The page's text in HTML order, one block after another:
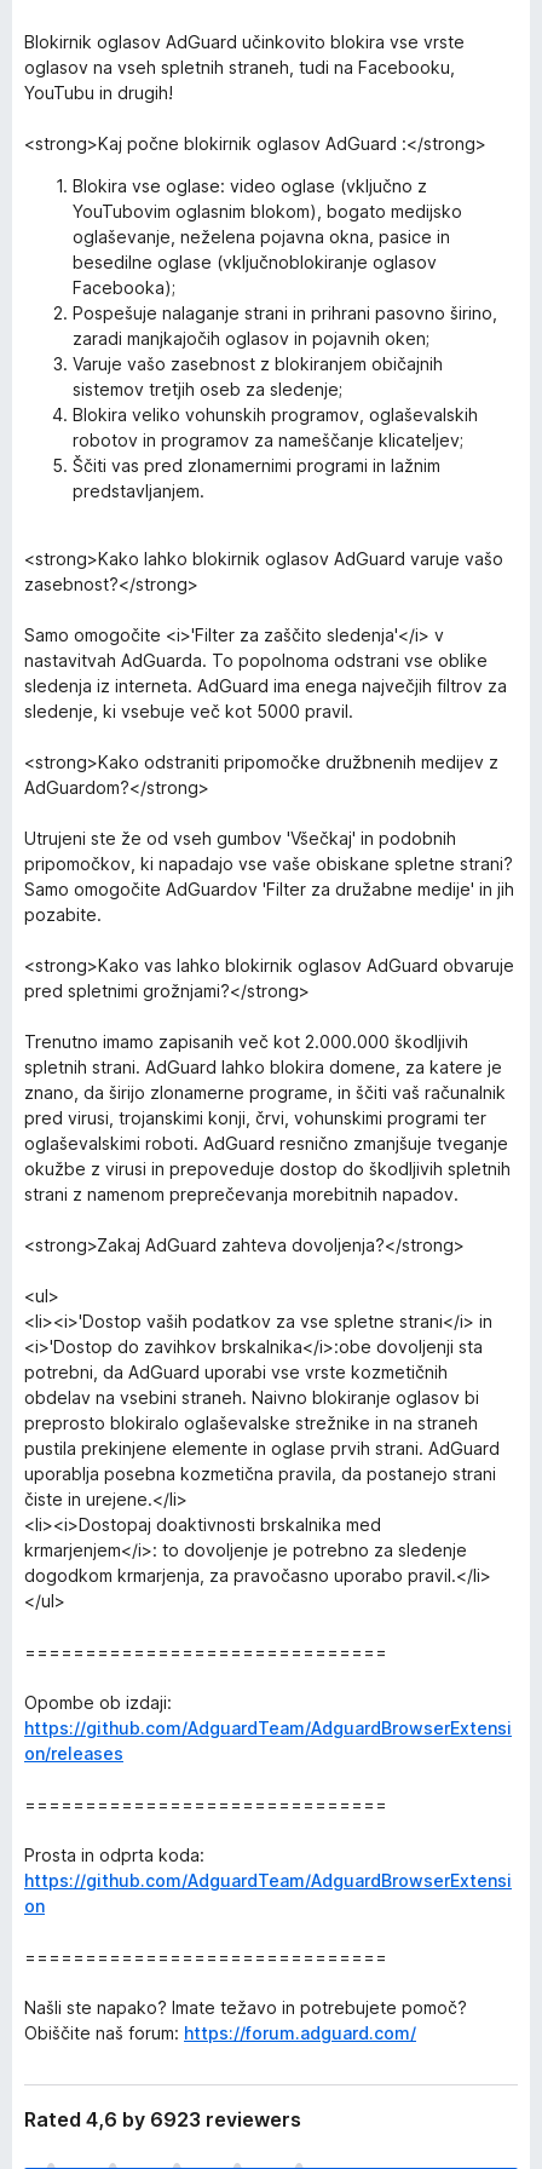
Blokirnik oglasov AdGuard učinkovito blokira vse vrste
oglasov na vseh spletnih straneh, tudi na Facebooku,
YouTubu in drugih!
<strong>Kaj počne blokirnik oglasov AdGuard :</strong>
Blokira vse oglase: video oglase (vključno z
YouTubovim oglasnim blokom), bogato medijsko
oglaševanje, neželena pojavna okna, pasice in
besedilne oglase (vključnoblokiranje oglasov
Facebooka);
Pospešuje nalaganje strani in prihrani pasovno širino,
zaradi manjkajočih oglasov in pojavnih oken;
Varuje vašo zasebnost z blokiranjem običajnih
sistemov tretjih oseb za sledenje;
Blokira veliko vohunskih programov, oglaševalskih
robotov in programov za nameščanje klicateljev;
Ščiti vas pred zlonamernimi programi in lažnim
predstavljanjem.
<strong>Kako lahko blokirnik oglasov AdGuard varuje vašo
zasebnost?</strong>
Samo omogočite <i>'Filter za zaščito sledenja'</i> v
nastavitvah AdGuarda. To popolnoma odstrani vse oblike
sledenja iz interneta. AdGuard ima enega največjih filtrov za
sledenje, ki vsebuje več kot 5000 pravil.
<strong>Kako odstraniti pripomočke družbnenih medijev z
AdGuardom?</strong>
Utrujeni ste že od vseh gumbov 'Všečkaj' in podobnih
pripomočkov, ki napadajo vse vaše obiskane spletne strani?
Samo omogočite AdGuardov 'Filter za družabne medije' in jih
pozabite.
<strong>Kako vas lahko blokirnik oglasov AdGuard obvaruje
pred spletnimi grožnjami?</strong>
Trenutno imamo zapisanih več kot 2.000.000 škodljivih
spletnih strani. AdGuard lahko blokira domene, za katere je
znano, da širijo zlonamerne programe, in ščiti vaš računalnik
pred virusi, trojanskimi konji, črvi, vohunskimi programi ter
oglaševalskimi roboti. AdGuard resnično zmanjšuje tveganje
okužbe z virusi in prepoveduje dostop do škodljivih spletnih
strani z namenom preprečevanja morebitnih napadov.
<strong>Zakaj AdGuard zahteva dovoljenja?</strong>
<ul>
<li><i>'Dostop vaših podatkov za vse spletne strani</i> in
<i>'Dostop do zavihkov brskalnika</i>:obe dovoljenji sta
potrebni, da AdGuard uporabi vse vrste kozmetičnih
obdelav na vsebini straneh. Naivno blokiranje oglasov bi
preprosto blokiralo oglaševalske strežnike in na straneh
pustila prekinjene elemente in oglase prvih strani. AdGuard
uporablja posebna kozmetična pravila, da postanejo strani
čiste in urejene.</li>
<li><i>Dostopaj doaktivnosti brskalnika med
krmarjenjem</i>: to dovoljenje je potrebno za sledenje
dogodkom krmarjenja, za pravočasno uporabo pravil.</li>
</ul>
==============================
Opombe ob izdaji:
https://github.com/AdguardTeam/AdguardBrowserExtensi
on/releases
==============================
Prosta in odprta koda:
https://github.com/AdguardTeam/AdguardBrowserExtensi
on
==============================
Našli ste napako? Imate težavo in potrebujete pomoč?
Obiščite naš forum: https://forum.adguard.com/
Rated 4,6 by 6923 reviewers